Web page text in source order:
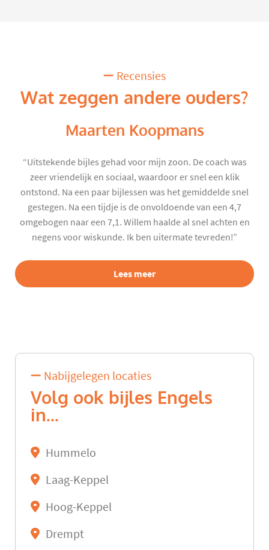
Recensies
Wat zeggen andere ouders?
Maarten Koopmans
“Uitstekende bijles gehad voor mijn zoon. De coach was
zeer vriendelijk en sociaal, waardoor er snel een klik
ontstond. Na een paar bijlessen was het gemiddelde snel
gestegen. Na een tijdje is de onvoldoende van een 4,7
omgebogen naar een 7,1. Willem haalde al snel achten en
negens voor wiskunde. Ik ben uitermate tevreden!”
Lees meer
Nabijgelegen locaties
Volg ook bijles Engels
in...
Hummelo
Laag-Keppel
Hoog-Keppel
Drempt